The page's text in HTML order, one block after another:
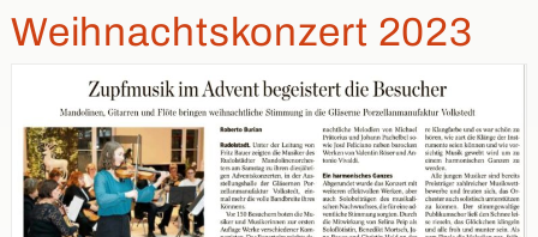
Weihnachtskonzert 2023